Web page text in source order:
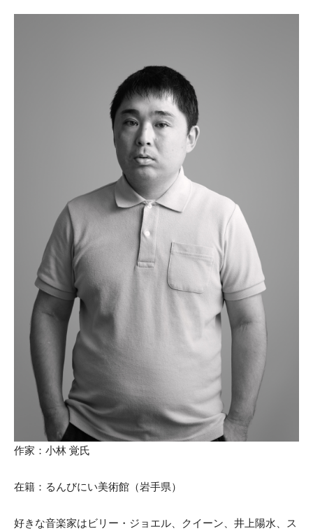
作家：小林 覚氏
在籍：るんびにい美術館（岩手県）
好きな音楽家はビリー・ジョエル、クイーン、井上陽水、ス